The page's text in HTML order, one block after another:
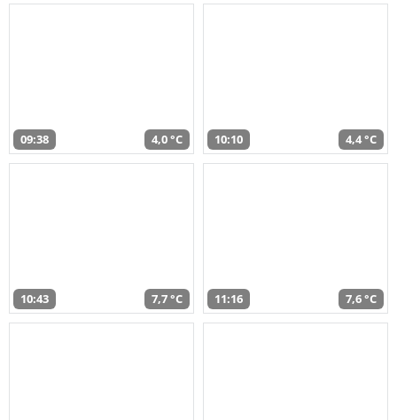
09:38 4,0 °C 10:10 4,4 °C
10:43 7,7 °C 11:16 7,6 °C